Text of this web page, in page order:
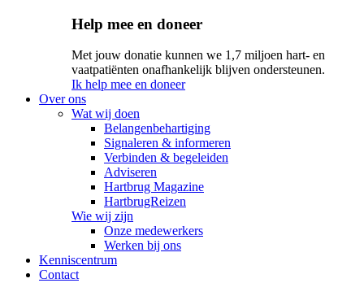
Help mee en doneer
Met jouw donatie kunnen we 1,7 miljoen hart- en
vaatpatiënten onafhankelijk blijven ondersteunen.
Ik help mee en doneer
Over ons
Wat wij doen
Belangenbehartiging
Signaleren & informeren
Verbinden & begeleiden
Adviseren
Hartbrug Magazine
HartbrugReizen
Wie wij zijn
Onze medewerkers
Werken bij ons
Kenniscentrum
Contact